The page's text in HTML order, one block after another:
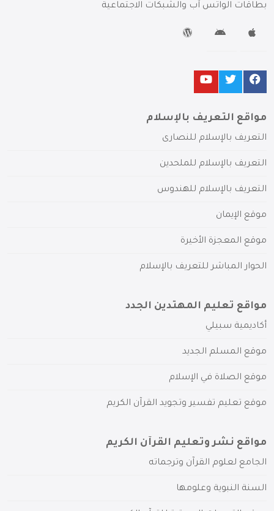
بطاقات الواتس آب والشبكات الاجتماعية
مواقع التعريف بالإسلام
التعريف بالإسلام للنصارى
التعريف بالإسلام للملحدين
التعريف بالإسلام للهندوس
موقع الإيمان
موقع المعجزة الأخيرة
الحوار المباشر للتعريف بالإسلام
مواقع تعليم المهتدين الجدد
أكاديمية سبيلي
موقع المسلم الجديد
موقع الصلاة في الإسلام
موقع تعليم تفسير وتجويد القرآن الكريم
مواقع نشر وتعليم القرآن الكريم
الجامع لعلوم القرآن وترجماته
السنة النبوية وعلومها